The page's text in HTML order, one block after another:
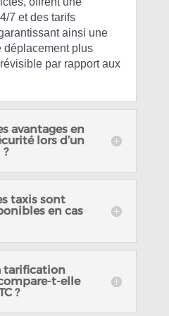
7 et des tarifs
ainsi une
déplacement plus
par rapport aux
avantages en
lors d’un
taxis sont
en cas
tarification
t-elle
?